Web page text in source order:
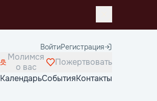
ВойтиРегистрация
Молимся
о вас
Пожертвовать
КалендарьСобытияКонтакты